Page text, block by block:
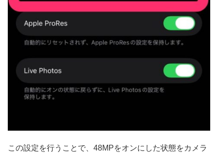
この設定を行うことで、48MPをオンにした状態をカメラ